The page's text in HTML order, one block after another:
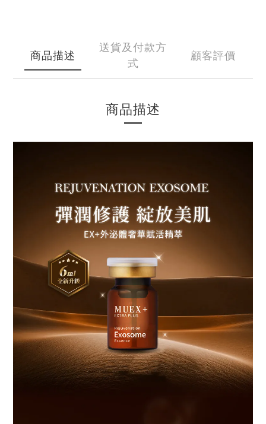
商品描述
送貨及付款方
式
顧客評價
商品描述